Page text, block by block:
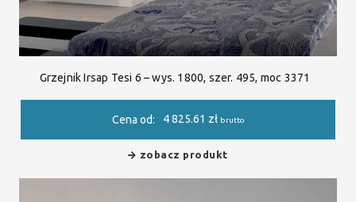
Grzejnik Irsap Tesi 6 – wys. 1800, szer. 495, moc 3371
Cena od: 4 825.61 zł brutto
zobacz produkt